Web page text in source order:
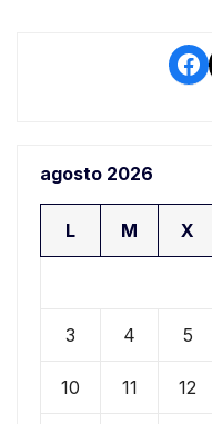
agosto 2026
L M X
3 4 5
10 11 12